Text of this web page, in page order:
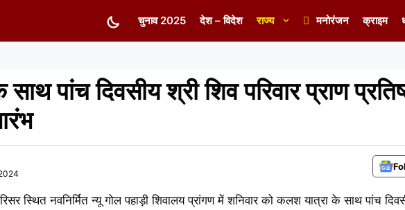
चुनाव 2025 देश – विदेश राज्य मनोरंजन क्राइम
पांच दिवसीय श्री शिव परिवार प्राण
स्थित नवनिर्मित न्यू गोल पहाड़ी शिवालय प्रांगण में शनिवार को कलश यात्रा के साथ पांच